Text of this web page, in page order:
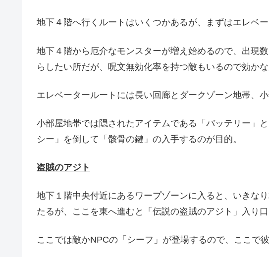
地下４階へ行くルートはいくつかあるが、まずはエレベー
地下４階から厄介なモンスターが増え始めるので、出現
らしたい所だが、呪文無効化率を持つ敵もいるので効かな
エレベータールートには長い回廊とダークゾーン地帯、小
小部屋地帯では隠されたアイテムである「バッテリー」
シー」を倒して「骸骨の鍵」の入手するのが目的。
盗賊のアジト
地下１階中央付近にあるワープゾーンに入ると、いきな
たるが、ここを東へ進むと「伝説の盗賊のアジト」入り口
ここでは敵かNPCの「シーフ」が登場するので、ここで